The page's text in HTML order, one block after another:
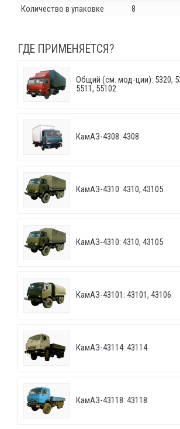
Количество в упаковке
8
ГДЕ ПРИМЕНЯЕТСЯ?
Общий (см. мод-ции): 5320,
5511, 55102
КамАЗ-4308: 4308
КамАЗ-4310: 4310, 43105
КамАЗ-4310: 4310, 43105
КамАЗ-43101: 43101, 43106
КамАЗ-43114: 43114
КамАЗ-43118: 43118